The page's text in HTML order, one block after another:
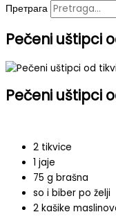
Претрага
Pečeni uštipci
Pečeni uštipci
2 tikvice
1 jaje
75 g brašna
so i biber po želji
2 kašike